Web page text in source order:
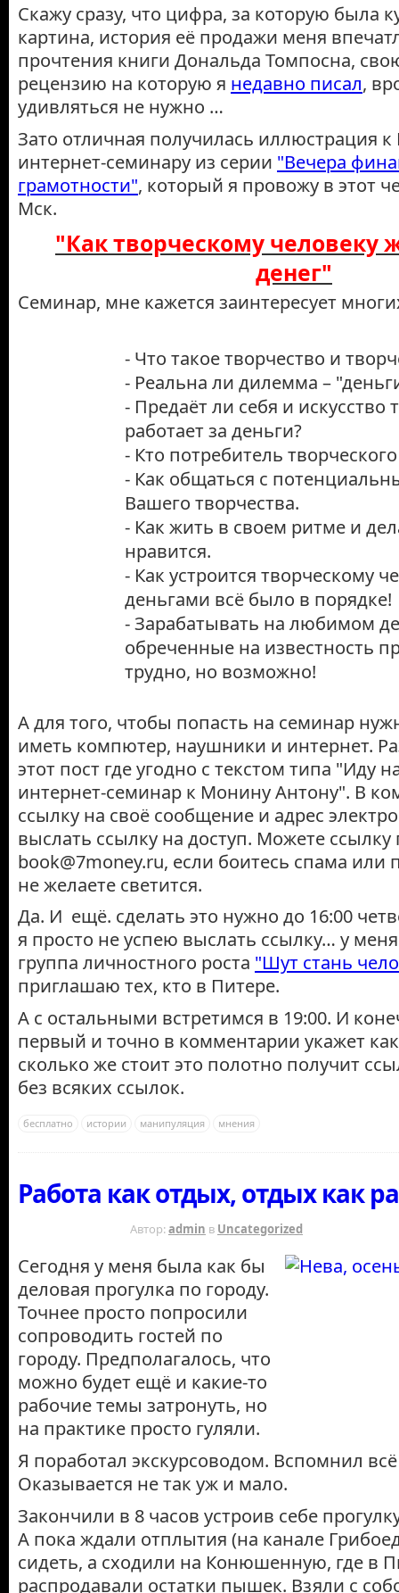
Скажу сразу, что цифра, за которую была
картина, история её продажи меня
прочтения книги Дональда Томпосна,
рецензию на которую я недавно писал,
удивляться не нужно …
Зато отличная получилась
интернет-семинару из серии "Вечера
грамотности", который я провожу в этот
Мск.
"Как творческому человеку
денег"
Семинар, мне кажется заинтересует
- Что такое творчество и
- Реальна ли дилемма –
- Предаёт ли себя и искусство
работает за деньги?
- Кто потребитель
- Как общаться с
Вашего творчества.
- Как жить в своем ритме и
нравится.
- Как устроится творческому
деньгами всё было в порядке!
- Зарабатывать на любимом
обреченные на известность
трудно, но возможно!
А для того, чтобы попасть на семинар
иметь компютер, наушники и интернет.
этот пост где угодно с текстом типа "Иду
интернет-семинар к Монину Антону". В
ссылку на своё сообщение и адрес
выслать ссылку на доступ. Можете ссылку
book@7money.ru, если боитесь спама
не желаете светится.
Да. И ещё. сделать это нужно до 16:00
я просто не успею выслать ссылку… у
группа личностного роста "Шут стань
приглашаю тех, кто в Питере.
А с остальными встретимся в 19:00. И
первый и точно в комментарии укажет
сколько же стоит это полотно получит
без всяких ссылок.
бесплатно истории манипуляция мнения
Работа как отдых, отдых как
Автор:admin в Uncategorized
Сегодня у меня была как бы
деловая прогулка по городу.
Точнее просто попросили
сопроводить гостей по
городу. Предполагалось, что
можно будет ещё и какие-то
рабочие темы затронуть, но
на практике просто гуляли.
Я поработал экскурсоводом. Вспомнил
Оказывается не так уж и мало.
Закончили в 8 часов устроив себе
А пока ждали отплытия (на канале
сидеть, а сходили на Конюшенную, где в
распродавали остатки пышек. Взяли с